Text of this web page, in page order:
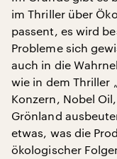
im Thriller über
passent, es wird
Probleme sich
auch in die
wie in dem Thriller
Konzern, Nobel
Grönland
etwas, was die
ökologischer